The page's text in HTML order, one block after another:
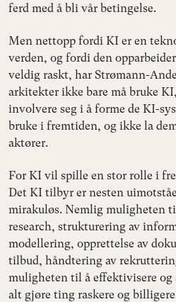
ferd med å bli vår betingelse.
Men nettopp fordi KI er en
verden, og fordi den
veldig raskt, har Strømann-
arkitekter ikke bare må bruke
involvere seg i å forme de KI-
bruke i fremtiden, og ikke la
aktører.
For KI vil spille en stor rolle i
Det KI tilbyr er nesten
mirakuløs. Nemlig muligheten
research, strukturering av
modellering, opprettelse av
tilbud, håndtering av
muligheten til å effektivisere og
alt gjøre ting raskere og